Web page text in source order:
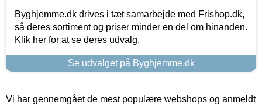
Byghjemme.dk drives i tæt samarbejde med Frishop.dk,
så deres sortiment og priser minder en del om hinanden.
Klik her for at se deres udvalg.
Se udvalget på Byghjemme.dk
Vi har gennemgået de mest populære webshops og anmeldt